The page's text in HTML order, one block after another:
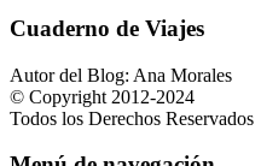
Cuaderno de Viajes
Autor del Blog: Ana Morales
© Copyright 2012-2024
Todos los Derechos Reservados